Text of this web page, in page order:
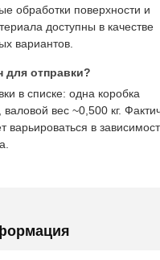
обработки поверхности и
доступны в качестве
вариантов.
для отправки?
в списке: одна коробка
вес ~0,500 кг.
варьироваться в